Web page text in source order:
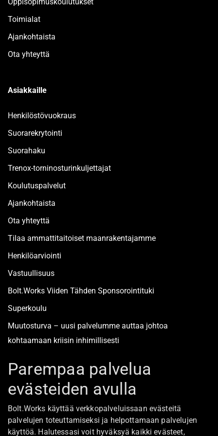
Toimialat
Ajankohtaista
Ota yhteyttä
Asiakkaille
Henkilöstövuokraus
Suorarekrytointi
Suorahaku
Trenox-torninosturinkuljettajat
Koulutuspalvelut
Ajankohtaista
Ota yhteyttä
Tilaa ammattitaitoiset maanrakentajamme
Henkilöarviointi
Vastuullisuus
Bolt.Works Viiden Tähden Sponsorointituki
Superkoulu
Muutosturva – uusi palvelumme auttaa johtoa
kohtaamaan kriisin inhimillisesti
Boltista
Töihin Bolt.Worksin toimistolle
Parempaa palvelua
evästeiden avulla
Bolt.Works käyttää verkkopalveluissaan evästeitä
palvelujen toteuttamiseksi ja helpottamaan palvelujen
käyttöä. Halutessasi voit hyväksyä kaikki evästeet,